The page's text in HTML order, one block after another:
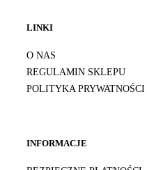
LINKI
O NAS
REGULAMIN SKLEPU
POLITYKA PRYWATNOŚCI
INFORMACJE